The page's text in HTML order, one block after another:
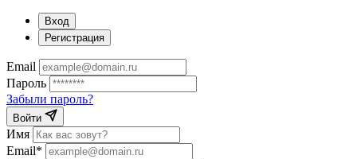
Вход
Регистрация
Email
Пароль
Забыли пароль?
Войти
Имя
Email*